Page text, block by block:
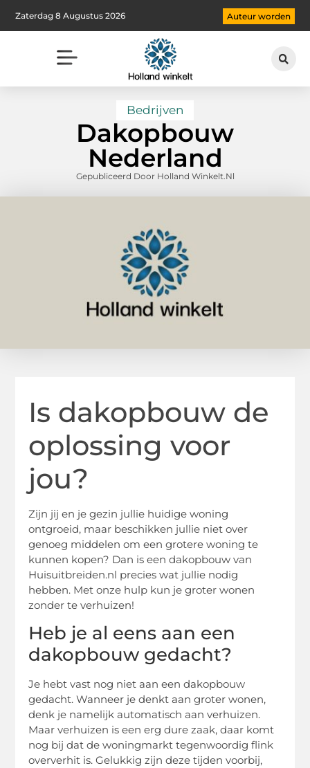
Zaterdag 8 Augustus 2026 Auteur worden
Bedrijven
Dakopbouw
Nederland
Gepubliceerd Door Holland Winkelt.nl
Is dakopbouw de
oplossing voor
jou?
Zijn jij en je gezin jullie huidige woning
ontgroeid, maar beschikken jullie niet over
genoeg middelen om een grotere woning te
kunnen kopen? Dan is een dakopbouw van
Huisuitbreiden.nl precies wat jullie nodig
hebben. Met onze hulp kun je groter wonen
zonder te verhuizen!
Heb je al eens aan een
dakopbouw gedacht?
Je hebt vast nog niet aan een dakopbouw
gedacht. Wanneer je denkt aan groter wonen,
denk je namelijk automatisch aan verhuizen.
Maar verhuizen is een erg dure zaak, daar komt
nog bij dat de woningmarkt tegenwoordig flink
oververhit is. Gelukkig zijn deze tijden voorbij,